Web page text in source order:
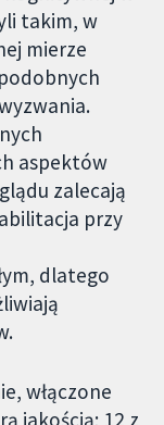
takim, w
mierze
aspektów
zalecają
przy
dlatego
włączone
jakością; 12 z